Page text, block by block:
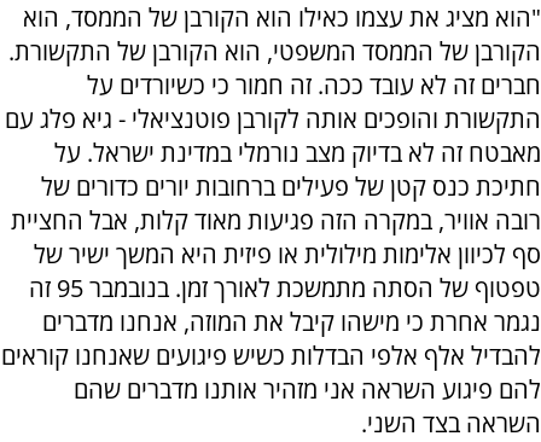
"הוא מציג את עצמו כאילו הוא הקורבן של הממסד, הוא
הקורבן של הממסד המשפטי, הוא הקורבן של התקשורת.
חברים זה לא עובד ככה. זה חמור כי כשיורדים על
התקשורת והופכים אותה לקורבן פוטנציאלי - גיא פלג עם
מאבטח זה לא בדיוק מצב נורמלי במדינת ישראל. על
חתיכת כנס קטן של פעילים ברחובות יורים כדורים של
רובה אוויר, במקרה הזה פגיעות מאוד קלות, אבל החציית
סף לכיוון אלימות מילולית או פיזית היא המשך ישיר של
טפטוף של הסתה מתמשכת לאורך זמן. בנובמבר 95 זה
נגמר אחרת כי מישהו קיבל את המוזה, אנחנו מדברים
להבדיל אלף אלפי הבדלות כשיש פיגועים שאנחנו קוראים
להם פיגוע השראה אני מזהיר אותנו מדברים שהם
השראה בצד השני.